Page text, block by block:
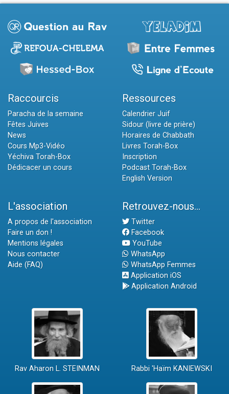
Raccourcis
Paracha de la semaine
Fêtes Juives
News
Cours Mp3-Vidéo
Yéchiva Torah-Box
Dédicacer un cours
Ressources
Calendrier Juif
Sidour (livre de prière)
Horaires de Chabbath
Livres Torah-Box
Inscription
Podcast Torah-Box
English Version
L'association
A propos de l'association
Faire un don !
Mentions légales
Nous contacter
Aide (FAQ)
Retrouvez-nous...
Twitter
Facebook
YouTube
WhatsApp
WhatsApp Femmes
Application iOS
Application Android
Rav Aharon L. STEINMAN Rabbi 'Haïm KANIEWSKI